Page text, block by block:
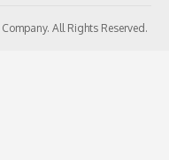
All Rights Reserved.